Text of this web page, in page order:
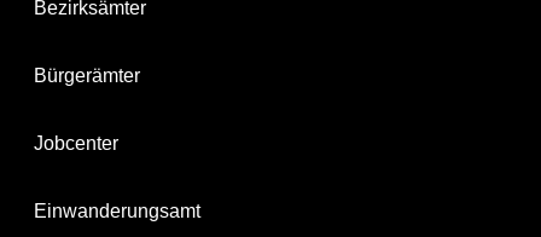
Bezirksämter
Bürgerämter
Jobcenter
Einwanderungsamt